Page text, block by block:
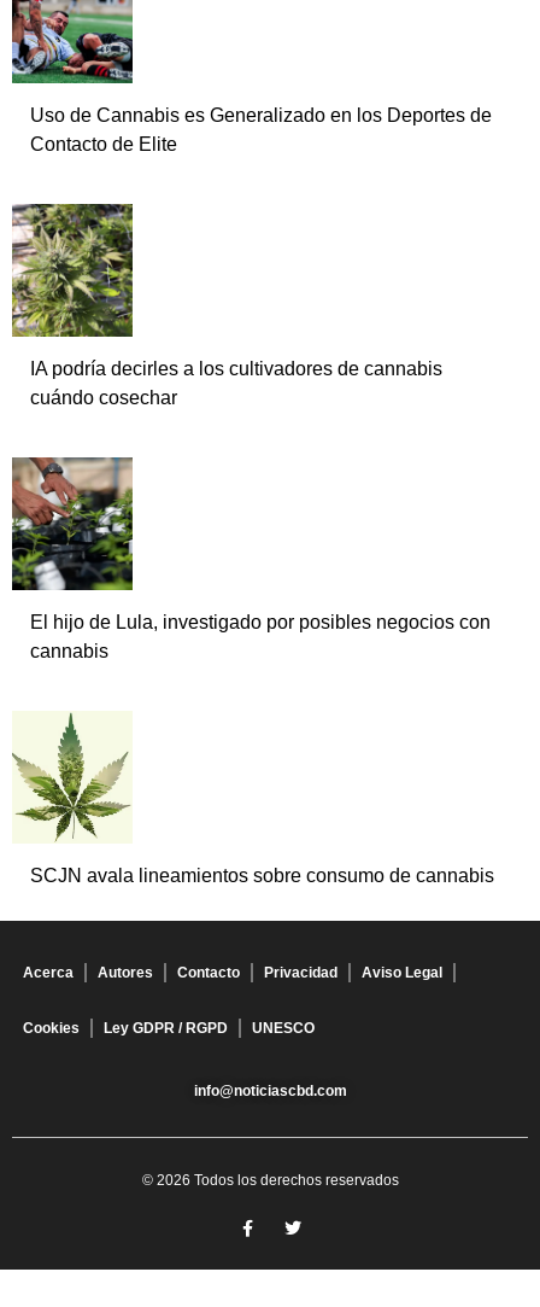
Uso de Cannabis es Generalizado en los Deportes de
Contacto de Elite
IA podría decirles a los cultivadores de cannabis
cuándo cosechar
El hijo de Lula, investigado por posibles negocios con
cannabis
SCJN avala lineamientos sobre consumo de cannabis
Acerca Autores Contacto Privacidad Aviso Legal
Cookies Ley GDPR / RGPD UNESCO
info@noticiascbd.com
© 2026 Todos los derechos reservados